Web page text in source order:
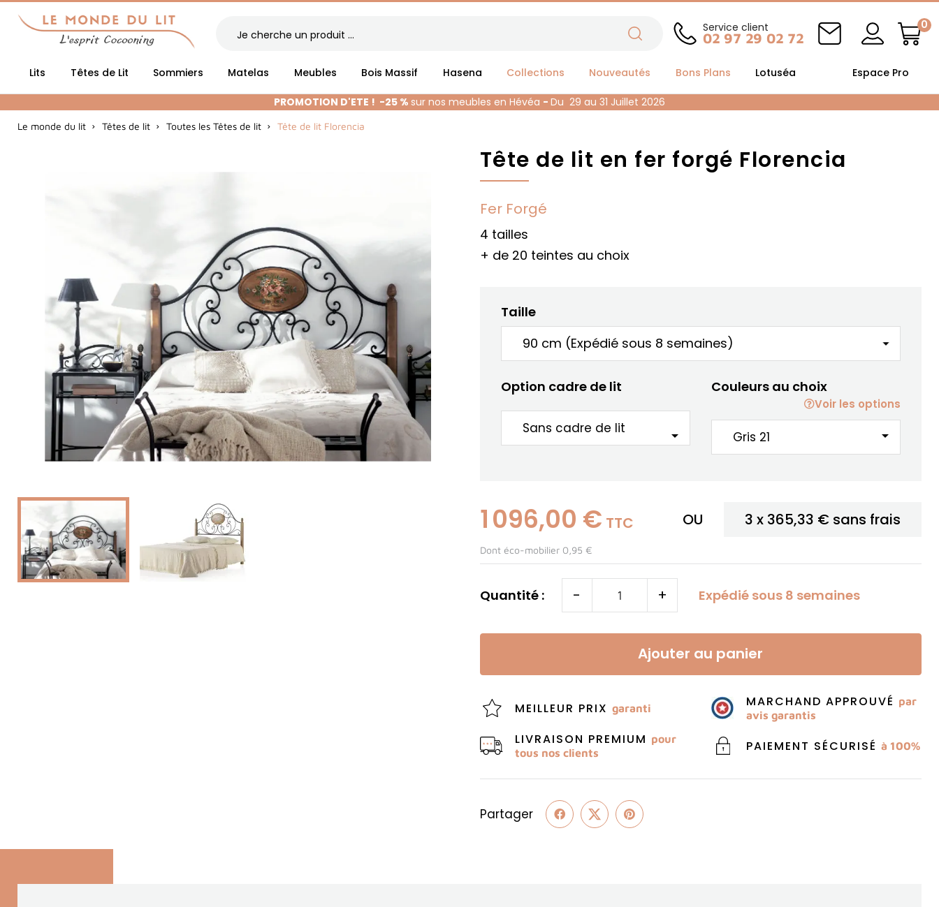
Service client
02 97 29 02 72
0
Lits Têtes de Lit Sommiers Matelas Meubles Bois Massif Hasena Collections Nouveautés Bons Plans Lotuséa Espace Pro
PROMOTION D'ETE ! -25 % sur nos meubles en Hévéa - Du 29 au 31 Juillet 2026
Le monde du lit Têtes de lit Toutes les Têtes de lit Tête de lit Florencia
Tête de lit en fer forgé Florencia
Fer Forgé
4 tailles
+ de 20 teintes au choix
Taille
Option cadre de lit
arrow_drop_down
Couleurs au choix
Voir les options
arrow_drop_down
1 096,00 € TTC OU 3 x 365,33 € sans frais
Dont éco-mobilier 0,95 €
Quantité : - + Expédié sous 8 semaines
Ajouter au panier
MEILLEUR PRIX garanti MARCHAND APPROUVÉ par
avis garantis
LIVRAISON PREMIUM pour
tous nos clients
PAIEMENT SÉCURISÉ à 100%
Partager